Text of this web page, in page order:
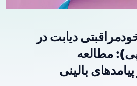
دیابت در
مطالعه
بالینی